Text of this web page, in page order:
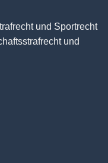
und Sportrecht
und